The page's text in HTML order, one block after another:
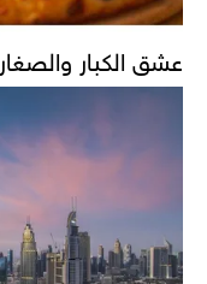
عشق الكبار